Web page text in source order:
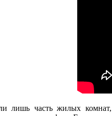
лишь часть жилых